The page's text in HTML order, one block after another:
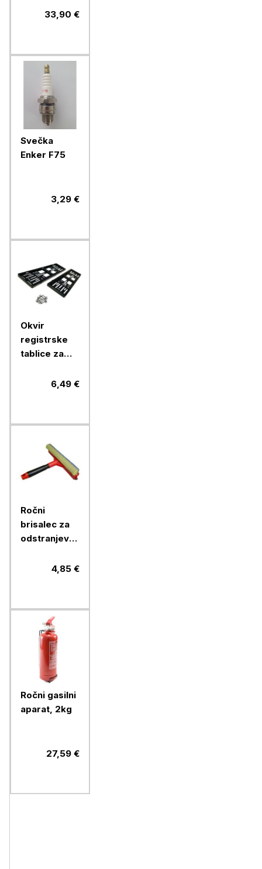
33,90 €
Svečka
Enker F75
3,29 €
Okvir
registrske
tablice za
+ vijaki)6,49 €
Ročni
brisalec za
odstranjevanje
4,85 €
Ročni gasilni
aparat, 2kg
27,59 €